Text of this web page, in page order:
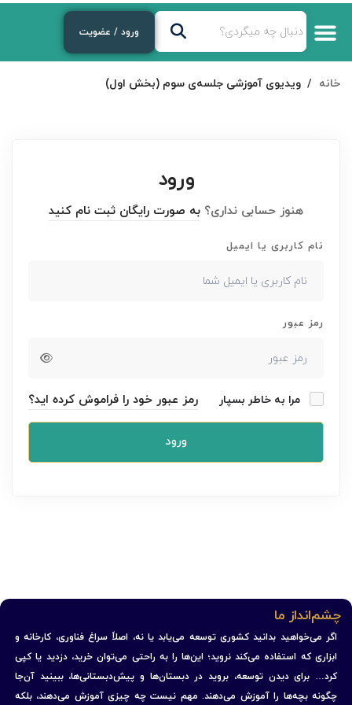
ورود / عضویت
خانه ویدیوی آموزشی جلسه‌ی سوم (بخش اول)
ورود
هنوز حسابی نداری؟ به صورت رایگان ثبت نام کنید
نام کاربری یا ایمیل
رمز عبور
مرا به خاطر بسپار رمز عبور خود را فراموش کرده اید؟
ورود
چشم‌انداز ما
اگر می‌خواهید بدانید کشوری توسعه می‌یابد یا نه، اصلاً سراغ فناوری، کارخانه و
ابزاری که استفاده می‌کند نروید؛ این‌ها را به راحتی می‌توان خرید، دزدید یا کپی
کرد… برای دیدن توسعه، بروید در دبستان‌ها و پیش‌دبستانی‌ها، ببینید آن‌جا
چگونه بچه‌ها را آموزش می‌دهند. مهم نیست چه چیزی آموزش می‌دهند، بلکه